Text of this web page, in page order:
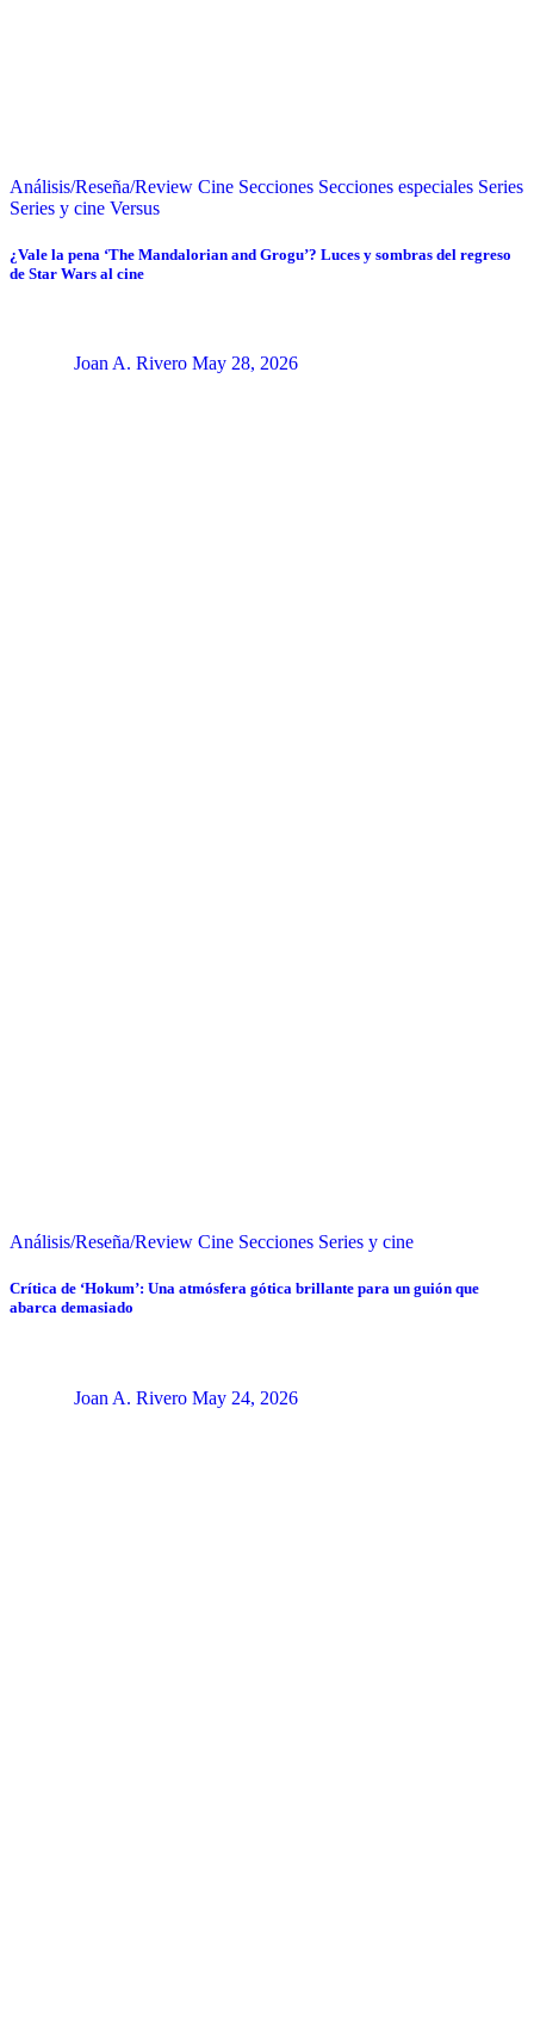
Análisis/Reseña/Review Cine Secciones Secciones especiales Series
Series y cine Versus
¿Vale la pena ‘The Mandalorian and Grogu’? Luces y sombras del regreso
de Star Wars al cine
Joan A. Rivero May 28, 2026
Análisis/Reseña/Review Cine Secciones Series y cine
Crítica de ‘Hokum’: Una atmósfera gótica brillante para un guión que
abarca demasiado
Joan A. Rivero May 24, 2026